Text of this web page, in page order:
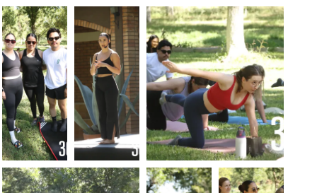
FOTO:
LUIS
MELÉNDEZ
FOTO:
LUIS
MELÉNDEZ
FOTO:
LUIS
MELÉNDEZ
FOTO:
LUIS
MELÉNDEZ
FOTO: LUIS
MELÉNDEZ
FOTO: LUIS
MELENDEZ